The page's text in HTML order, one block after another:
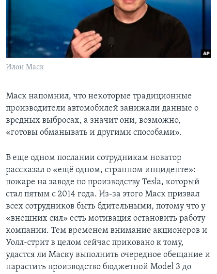
Илон Маск
Маск напомнил, что некоторые традиционные
производители автомобилей занижали данные о
вредных выбросах, а значит они, возможно,
«готовы обманывать и другими способами».
В еще одном послании сотрудникам новатор
рассказал о «ещё одном, странном инциденте»:
пожаре на заводе по производству Tesla, который
стал пятым с 2014 года. Из-за этого Маск призвал
всех сотрудников быть бдительными, потому что у
«внешних сил» есть мотивация остановить работу
компании. Тем временем внимание акционеров и
Уолл-стрит в целом сейчас приковано к тому,
удастся ли Маску выполнить очередное обещание и
нарастить производство бюджетной Model 3 до